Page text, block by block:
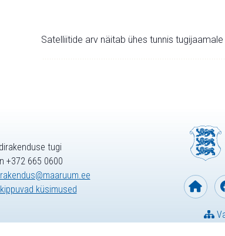
Satelliitide arv näitab ühes tunnis
tugi
+372 665 0600
küsimused